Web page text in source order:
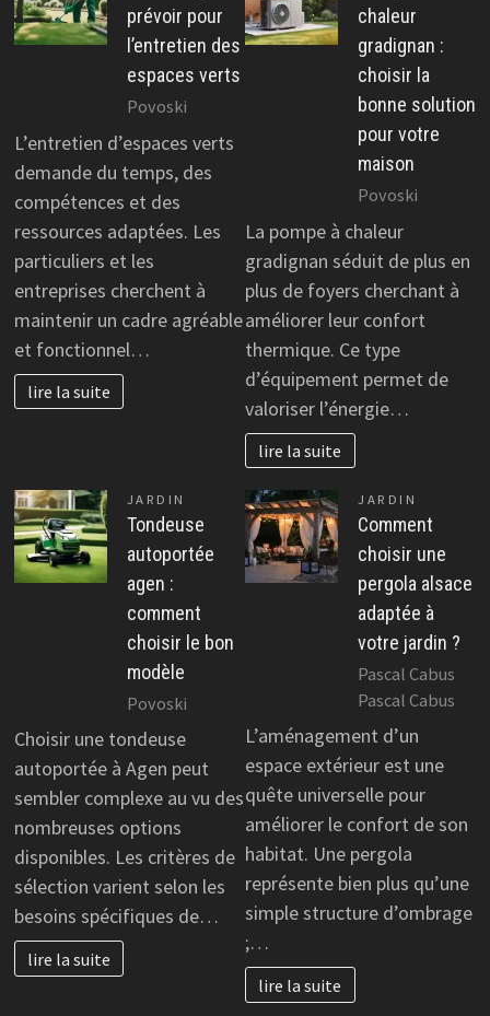
prévoir pour
l’entretien des
espaces verts
Povoski
L’entretien d’espaces verts
demande du temps, des
compétences et des
ressources adaptées. Les
particuliers et les
entreprises cherchent à
maintenir un cadre agréable
et fonctionnel…
lire la suite
chaleur
gradignan :
choisir la
bonne solution
pour votre
maison
Povoski
La pompe à chaleur
gradignan séduit de plus en
plus de foyers cherchant à
améliorer leur confort
thermique. Ce type
d’équipement permet de
valoriser l’énergie…
lire la suite
JARDIN
Tondeuse
autoportée
agen :
comment
choisir le bon
modèle
Povoski
Choisir une tondeuse
autoportée à Agen peut
sembler complexe au vu des
nombreuses options
disponibles. Les critères de
sélection varient selon les
besoins spécifiques de…
lire la suite
JARDIN
Comment
choisir une
pergola alsace
adaptée à
votre jardin ?
Pascal Cabus
Pascal Cabus
L’aménagement d’un
espace extérieur est une
quête universelle pour
améliorer le confort de son
habitat. Une pergola
représente bien plus qu’une
simple structure d’ombrage
;…
lire la suite